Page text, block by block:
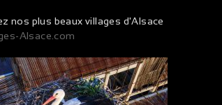
nos plus beaux villages d'Alsace
Alsace.com